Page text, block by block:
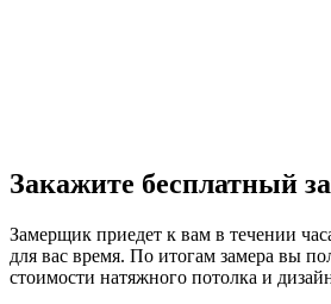
Закажите бесплатный
Замерщик приедет к вам в течении
для вас время. По итогам замера вы
стоимости натяжного потолка и